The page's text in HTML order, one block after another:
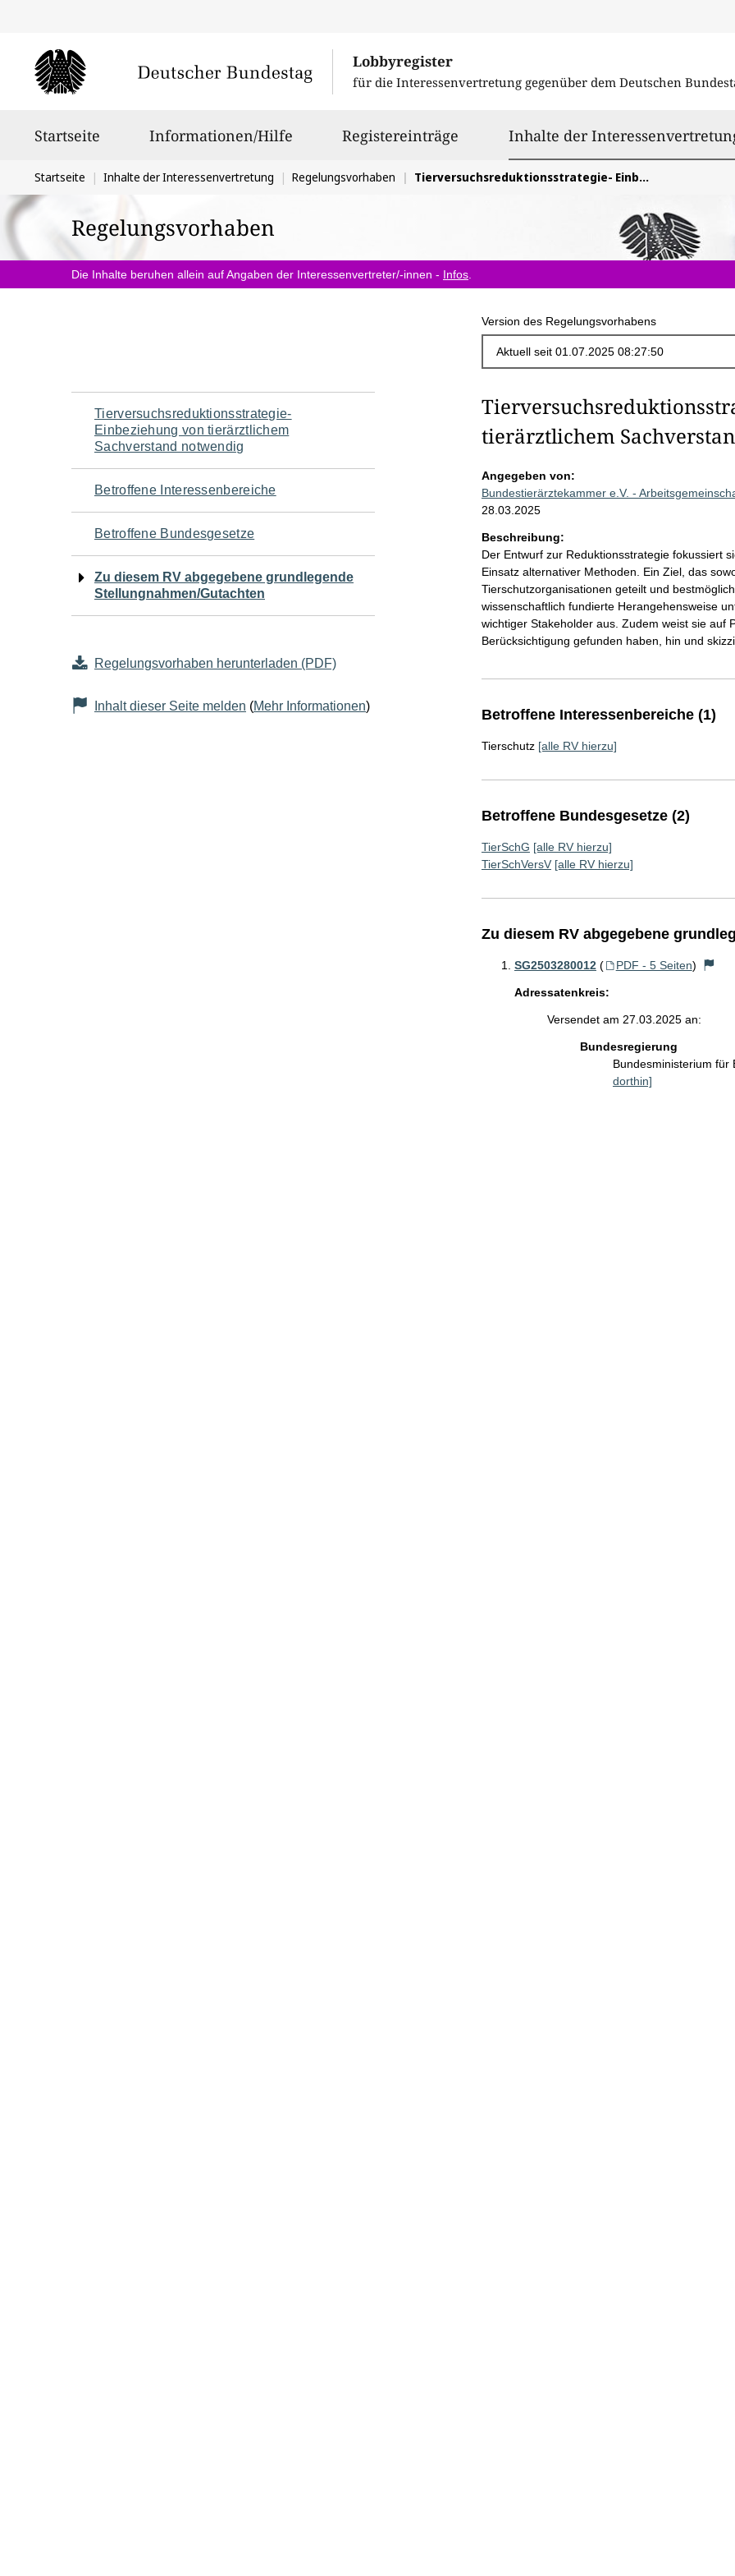
Lobbyregister
für die Interessenvertretung gegenüber dem Deutschen
Startseite Informationen/Hilfe Registereinträge Inhalte der
Sie
befinden
sich
hier:
Startseite Inhalte der Interessenvertretung Regelungsvorhaben Tierversuchsreduktionsstrategie- Einbeziehung von tierärztlichem Sachverstand notwendig
Regelungsvorhaben
Die Inhalte beruhen allein auf Angaben der Interessenvertreter/-innen - Infos
Version des Regelungsvorhabens
Navigation
für
den
Seiteninhalt
Tierversuchsreduktionsstrategie-
Einbeziehung von tierärztlichem
Sachverstand notwendig
Betroffene Interessenbereiche
Betroffene Bundesgesetze
Zu diesem RV abgegebene grundlegende
Stellungnahmen/Gutachten
Regelungsvorhaben herunterladen (PDF)
Inhalt dieser Seite melden (Mehr Informationen)
tierärztlichem
Angegeben von:
Bundestierärztekammer e.V. -
28.03.2025
Beschreibung:
Der Entwurf zur Reduktionsstrategie fokussiert
Einsatz alternativer Methoden. Ein Ziel, das
Tierschutzorganisationen geteilt und
wissenschaftlich fundierte Herangehensweise
wichtiger Stakeholder aus. Zudem weist sie auf
Berücksichtigung gefunden haben, hin und
Betroffene Interessenbereiche (1)
Tierschutz [alle RV hierzu]
Betroffene Bundesgesetze (2)
TierSchG [alle RV hierzu]
TierSchVersV [alle RV hierzu]
Zu diesem RV abgegebene
SG2503280012 ( PDF - 5 Seiten)
Adressatenkreis:
Versendet am 27.03.2025 an:
Bundesregierung
Bundesministerium
dorthin]